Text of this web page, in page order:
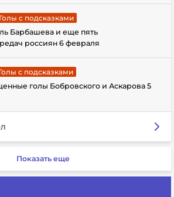
с подсказками
Барбашева и еще пять
россиян 6 февраля
с подсказками
голы Бобровского и Аскарова 5
Показать еще